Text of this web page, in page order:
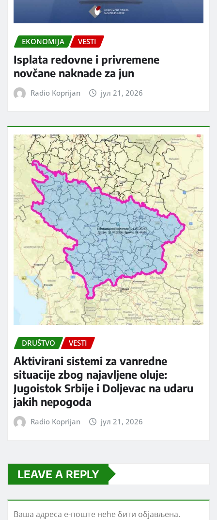
EKONOMIJA VESTI
Isplata redovne i privremene
novčane naknade za jun
Radio Koprijan јул 21, 2026
DRUŠTVO VESTI
Aktivirani sistemi za vanredne
situacije zbog najavljene oluje:
Jugoistok Srbije i Doljevac na udaru
jakih nepogoda
Radio Koprijan јул 21, 2026
LEAVE A REPLY
Ваша адреса е-поште неће бити објављена.